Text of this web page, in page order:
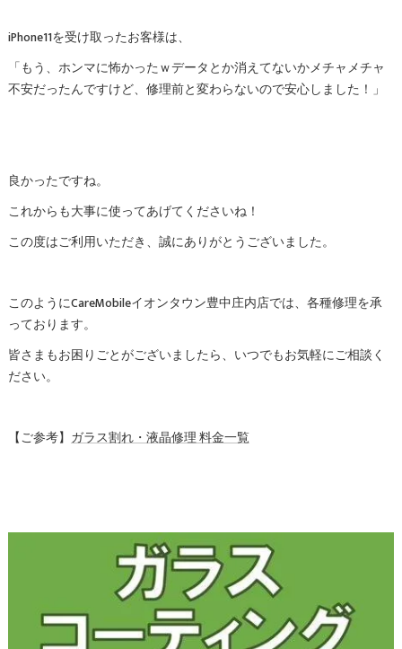
iPhone11を受け取ったお客様は、
「もう、ホンマに怖かったｗデータとか消えてないかメチャメチャ
不安だったんですけど、修理前と変わらないので安心しました！」
良かったですね。
これからも大事に使ってあげてくださいね！
この度はご利用いただき、誠にありがとうございました。
このようにCareMobileイオンタウン豊中庄内店では、各種修理を承
っております。
皆さまもお困りごとがございましたら、いつでもお気軽にご相談く
ださい。
【ご参考】 ガラス割れ・液晶修理 料金一覧